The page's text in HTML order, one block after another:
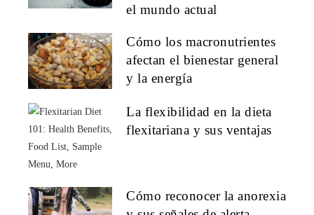
el mundo actual
Cómo los macronutrientes
afectan el bienestar general
y la energía
La flexibilidad en la dieta
flexitariana y sus ventajas
Cómo reconocer la anorexia